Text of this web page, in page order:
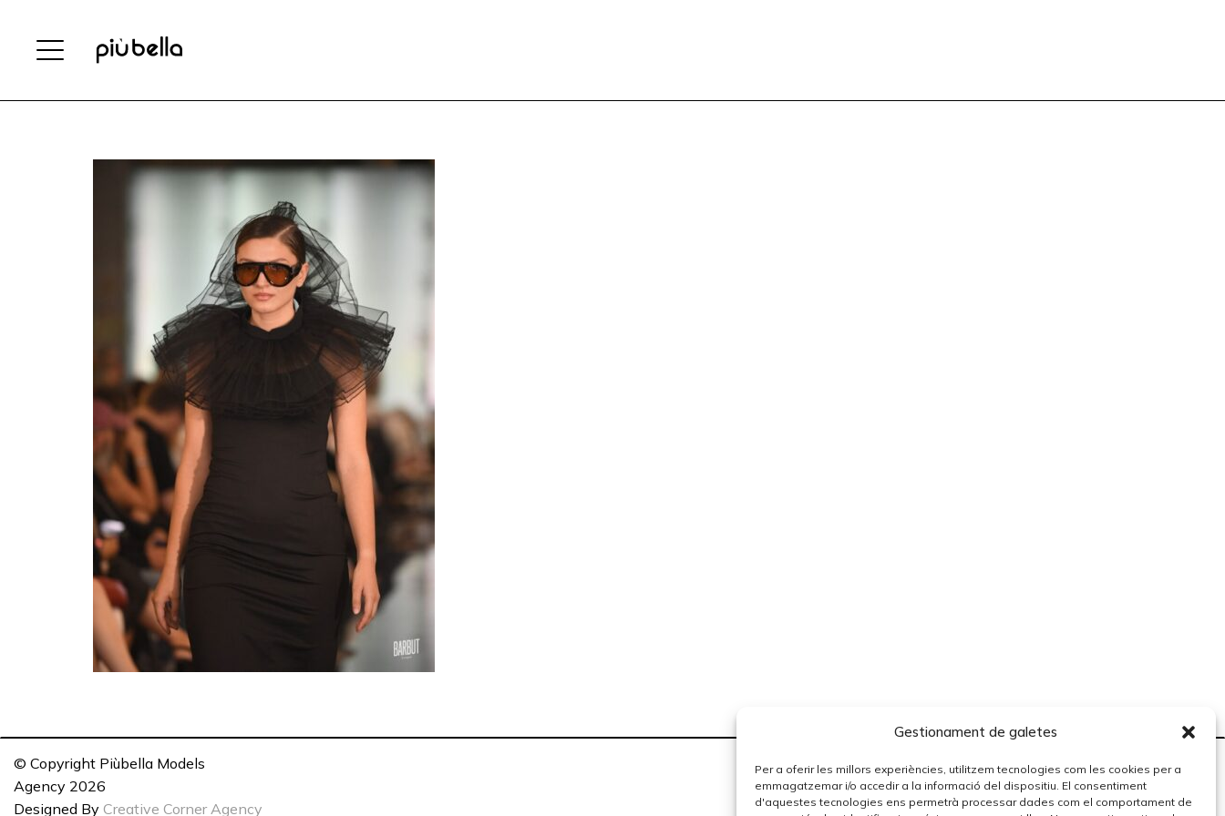
Gestionament de galetes
Per a oferir les millors experiències, utilitzem tecnologies com les cookies per a
emmagatzemar i/o accedir a la informació del dispositiu. El consentiment
d'aquestes tecnologies ens permetrà processar dades com el comportament de
© Copyright Piùbella Models
Agency 2026
Designed By Creative Corner Agency